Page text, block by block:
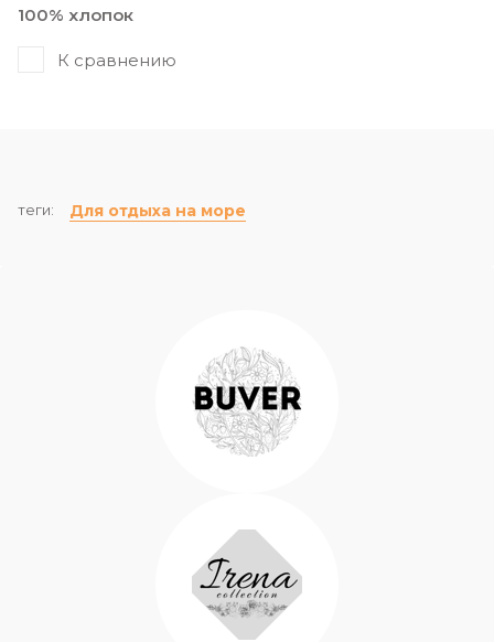
100% хлопок
К сравнению
теги: Для отдыха на море